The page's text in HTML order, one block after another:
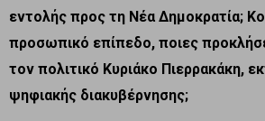
εντολής προς τη Νέα Δημοκρατία;
προσωπικό επίπεδο, ποιες
τον πολιτικό Κυριάκο Πιερρακάκη,
ψηφιακής διακυβέρνησης;